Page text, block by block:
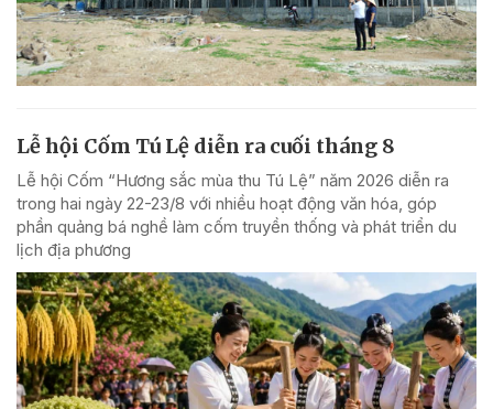
Lễ hội Cốm Tú Lệ diễn ra cuối tháng 8
Lễ hội Cốm “Hương sắc mùa thu Tú Lệ” năm 2026 diễn ra
trong hai ngày 22-23/8 với nhiều hoạt động văn hóa, góp
phần quảng bá nghề làm cốm truyền thống và phát triển du
lịch địa phương